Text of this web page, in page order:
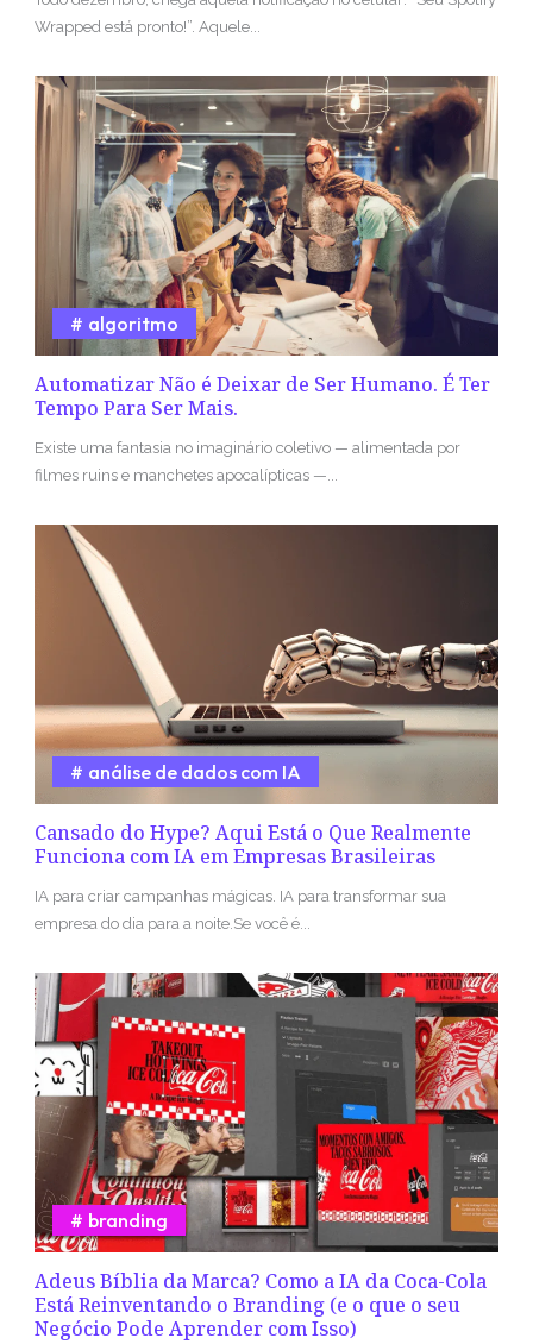
Wrapped está pronto!”. Aquele...
Automatizar Não é Deixar de Ser Humano. É Ter
Tempo Para Ser Mais.
algoritmo
Existe uma fantasia no imaginário coletivo — alimentada por
filmes ruins e manchetes apocalípticas —...
Cansado do Hype? Aqui Está o Que Realmente
Funciona com IA em Empresas Brasileiras
análise de dados com IA
IA para criar campanhas mágicas. IA para transformar sua
empresa do dia para a noite.Se você é...
Adeus Bíblia da Marca? Como a IA da Coca-Cola
Está Reinventando o Branding (e o que o seu
Negócio Pode Aprender com Isso)
branding